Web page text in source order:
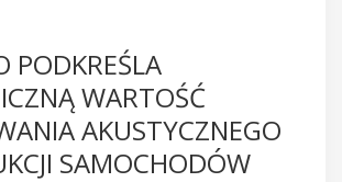
PODKREŚLA
WARTOŚĆ
AKUSTYCZNEGO
SAMOCHODÓW